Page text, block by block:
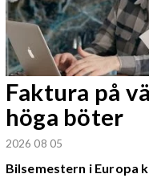
Faktura på
höga böter
2026 08 05
Bilsemestern i Europa